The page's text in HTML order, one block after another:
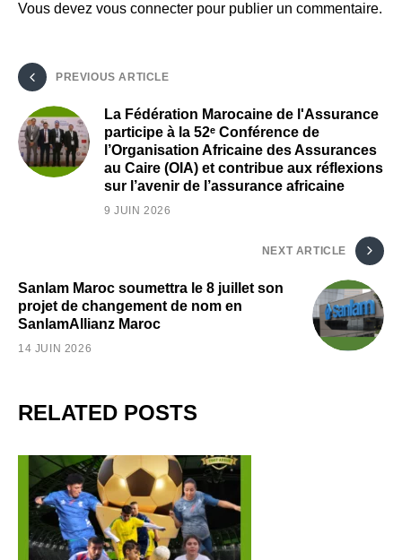
Vous devez vous connecter pour publier un commentaire.
PREVIOUS ARTICLE
La Fédération Marocaine de l'Assurance
participe à la 52ᵉ Conférence de
l’Organisation Africaine des Assurances
au Caire (OIA) et contribue aux réflexions
sur l’avenir de l’assurance africaine
9 JUIN 2026
NEXT ARTICLE
Sanlam Maroc soumettra le 8 juillet son
projet de changement de nom en
SanlamAllianz Maroc
14 JUIN 2026
RELATED POSTS